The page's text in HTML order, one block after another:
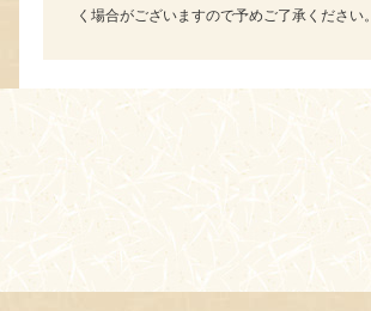
く場合がございますので予めご了承ください。